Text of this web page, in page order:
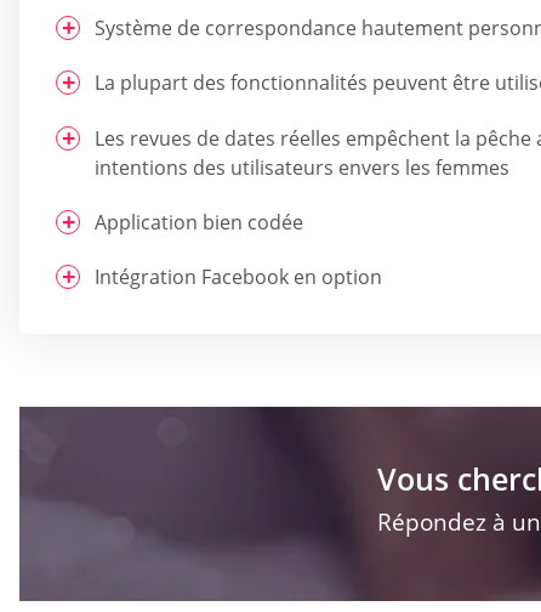
Système de correspondance hautement
La plupart des fonctionnalités peuvent être
Les revues de dates réelles empêchent la pêche
intentions des utilisateurs envers les femmes
Application bien codée
Intégration Facebook en option
Vous
Répondez à